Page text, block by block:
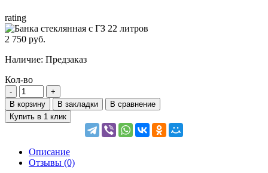
rating
2 750 руб.
Наличие: Предзаказ
Кол-во
В корзину В закладки
В сравнение
Купить в 1 клик
Описание
Отзывы (0)